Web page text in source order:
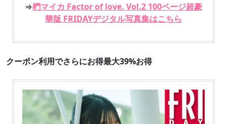
⇒椚マイカ Factor of love. Vol.2 100ページ超豪
華版 FRIDAYデジタル写真集はこちら
クーポン利用でさらにお得最大39%お得